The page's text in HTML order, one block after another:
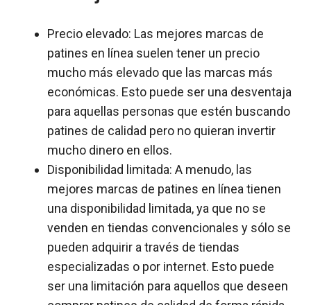
Precio elevado: Las mejores marcas de
patines en línea suelen tener un precio
mucho más elevado que las marcas más
económicas. Esto puede ser una desventaja
para aquellas personas que estén buscando
patines de calidad pero no quieran invertir
mucho dinero en ellos.
Disponibilidad limitada: A menudo, las
mejores marcas de patines en línea tienen
una disponibilidad limitada, ya que no se
venden en tiendas convencionales y sólo se
pueden adquirir a través de tiendas
especializadas o por internet. Esto puede
ser una limitación para aquellos que deseen